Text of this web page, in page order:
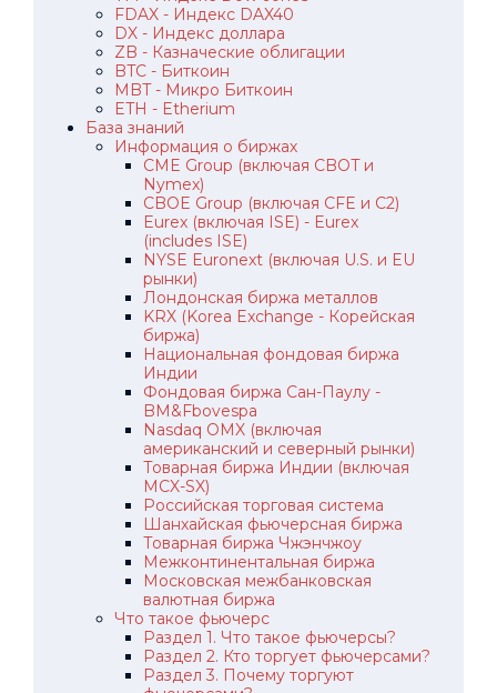
FDAX - Индекс DAX40
DX - Индекс доллара
ZB - Казначеские облигации
BTC - Биткоин
MBT - Микро Биткоин
ETH - Etherium
База знаний
Информация о биржах
CME Group (включая CBOT и
Nymex)
CBOE Group (включая CFE и C2)
Eurex (включая ISE) - Eurex
(includes ISE)
NYSE Euronext (включая U.S. и EU
рынки)
Лондонская биржа металлов
KRX (Korea Exchange - Корейская
биржа)
Национальная фондовая биржа
Индии
Фондовая биржа Сан-Паулу -
BM&Fbovespa
Nasdaq OMX (включая
американский и северный рынки)
Товарная биржа Индии (включая
MCX-SX)
Российская торговая система
Шанхайская фьючерсная биржа
Товарная биржа Чжэнчжоу
Межконтинентальная биржа
Московская межбанковская
валютная биржа
Что такое фьючерс
Раздел 1. Что такое фьючерсы?
Раздел 2. Кто торгует фьючерсами?
Раздел 3. Почему торгуют